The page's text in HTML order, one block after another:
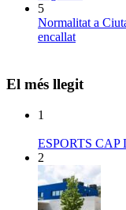
5
Normalitat a
encallat
El més llegit
1
ESPORTS
2